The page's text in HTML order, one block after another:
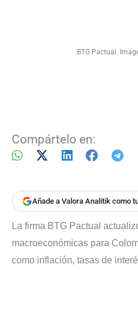
BTG Pactual.
Compártelo en:
Añade a Valora Analitik como
La firma BTG Pactual
macroeconómicas para
como inflación, tasas de